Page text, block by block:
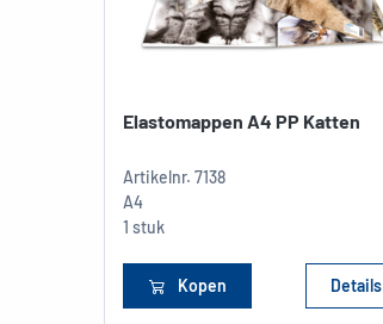
Elastomappen A4 PP Katten
Artikelnr. 7138
A4
1 stuk
Kopen Details